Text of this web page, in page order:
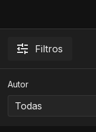
Filtros
Autor